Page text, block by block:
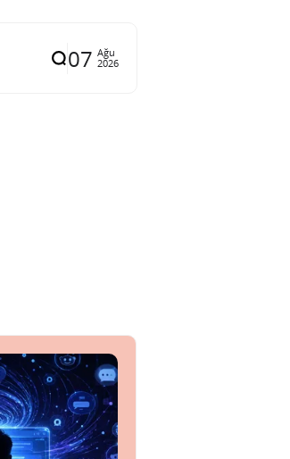
07 Ağu
2026